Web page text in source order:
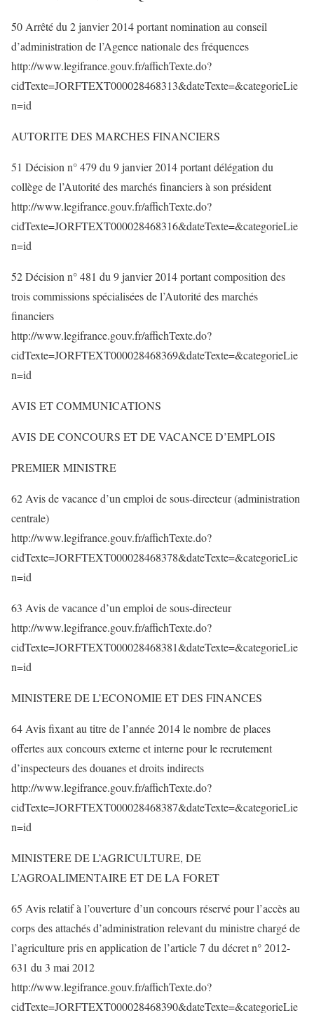
50 Arrêté du 2 janvier 2014 portant nomination au conseil
d’administration de l’Agence nationale des fréquences
http://www.legifrance.gouv.fr/affichTexte.do?
cidTexte=JORFTEXT000028468313&dateTexte=&categorieLie
n=id
AUTORITE DES MARCHES FINANCIERS
51 Décision n° 479 du 9 janvier 2014 portant délégation du
collège de l’Autorité des marchés financiers à son président
http://www.legifrance.gouv.fr/affichTexte.do?
cidTexte=JORFTEXT000028468316&dateTexte=&categorieLie
n=id
52 Décision n° 481 du 9 janvier 2014 portant composition des
trois commissions spécialisées de l’Autorité des marchés
financiers
http://www.legifrance.gouv.fr/affichTexte.do?
cidTexte=JORFTEXT000028468369&dateTexte=&categorieLie
n=id
AVIS ET COMMUNICATIONS
AVIS DE CONCOURS ET DE VACANCE D’EMPLOIS
PREMIER MINISTRE
62 Avis de vacance d’un emploi de sous-directeur (administration
centrale)
http://www.legifrance.gouv.fr/affichTexte.do?
cidTexte=JORFTEXT000028468378&dateTexte=&categorieLie
n=id
63 Avis de vacance d’un emploi de sous-directeur
http://www.legifrance.gouv.fr/affichTexte.do?
cidTexte=JORFTEXT000028468381&dateTexte=&categorieLie
n=id
MINISTERE DE L’ECONOMIE ET DES FINANCES
64 Avis fixant au titre de l’année 2014 le nombre de places
offertes aux concours externe et interne pour le recrutement
d’inspecteurs des douanes et droits indirects
http://www.legifrance.gouv.fr/affichTexte.do?
cidTexte=JORFTEXT000028468387&dateTexte=&categorieLie
n=id
MINISTERE DE L’AGRICULTURE, DE
L’AGROALIMENTAIRE ET DE LA FORET
65 Avis relatif à l’ouverture d’un concours réservé pour l’accès au
corps des attachés d’administration relevant du ministre chargé de
l’agriculture pris en application de l’article 7 du décret n° 2012-
631 du 3 mai 2012
http://www.legifrance.gouv.fr/affichTexte.do?
cidTexte=JORFTEXT000028468390&dateTexte=&categorieLie